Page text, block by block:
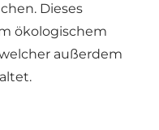
Dieses
ökologischem
außerdem